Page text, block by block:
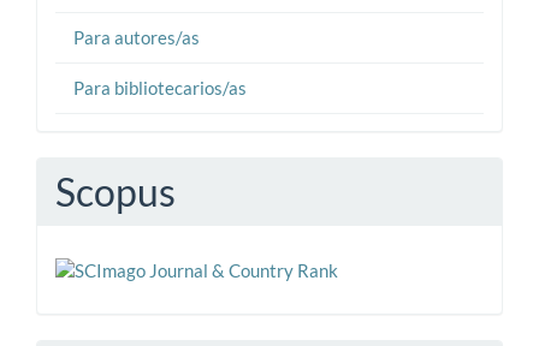
Para autores/as
Para bibliotecarios/as
Scopus